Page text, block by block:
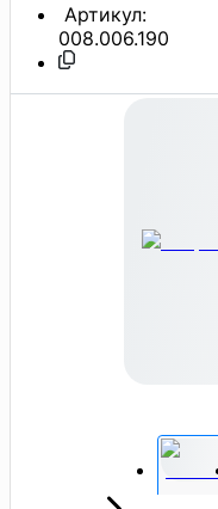
Артикул:
008.006.190